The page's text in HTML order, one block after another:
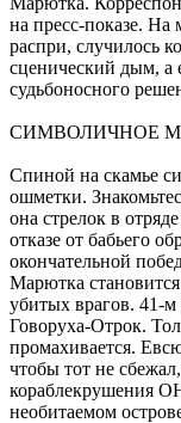
на пресс-показе. На
распри, случилось
сценический дым, а
судьбоносного
СИМВОЛИЧНОЕ
Спиной на скамье
ошметки.
она стрелок в
отказе от бабьего
окончательной
Марютка
убитых врагов. 41-
Говоруха-Отрок.
промахивается.
чтобы тот не
кораблекрушения
необитаемом